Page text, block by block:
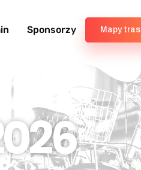
Sponsorzy Mapy tras